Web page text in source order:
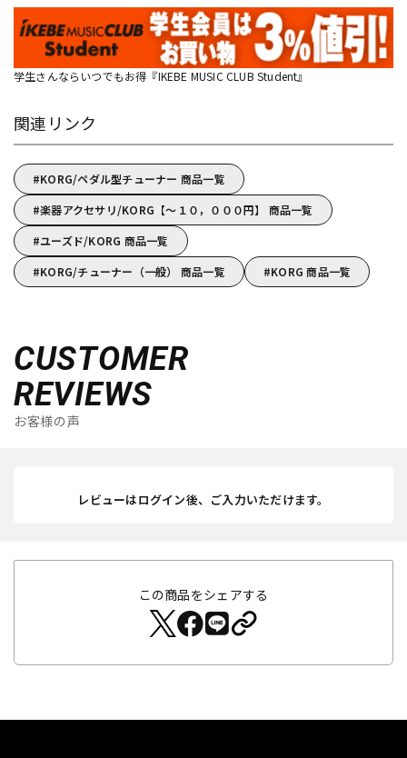
学生さんならいつでもお得『IKEBE MUSIC CLUB Student』
関連リンク
KORG/ペダル型チューナー 商品一覧
楽器アクセサリ/KORG【～１０，０００円】 商品一覧
ユーズド/KORG 商品一覧
KORG/チューナー（一般） 商品一覧
KORG 商品一覧
CUSTOMER
REVIEWS
お客様の声
レビューはログイン後、ご入力いただけます。
この商品をシェアする